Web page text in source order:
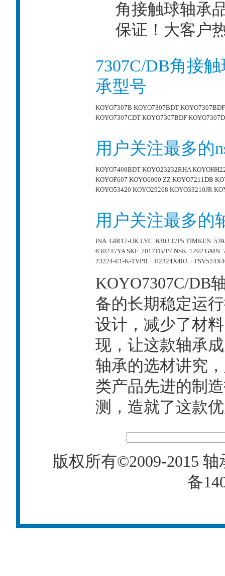
角接触球轴承
保证！大客户
7307C/DB角接
承型号
KOYO7307B KOYO7307BDT KOYO7307BDF
KOYO7307CDT KOYO7307BDF
用户关注最多的
KOYO7408BDT KOYO23232RHA
KOYOF607 KOYO6000 ZZ KOYO7211DB
KOYO53420 KOYO29268 KOYO33210JR
用户关注最多的
INA GIR17-UK LYC 6303 E/P5 TIMKEN
6302 E/YA SKF 7017FB/P7 NSK 1202 GMN
23224-E1-K-TVPB + H2324X403 +
KOYO7307C/DB
备的长期稳定运
设计，减少了材
现，让这款轴承
轴承的选材讲究
类产品先进的制
测，造就了这款
版权所有©2009-2015 轴
备